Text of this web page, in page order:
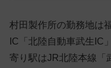
村田製作所の勤務地は
IC「北陸自動車武生IC
寄り駅はJR北陸本線「